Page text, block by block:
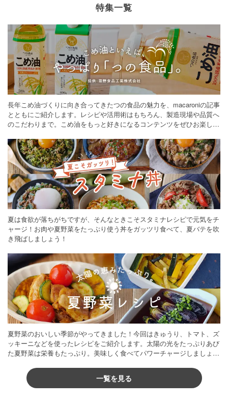
特集一覧
長年こめ油づくりに向き合ってきたつの食品の魅力を、macaroniの記事
とともにご紹介します。レシピや活用術はもちろん、製造現場や品質へ
のこだわりまで。こめ油をもっと好きになるコンテンツをぜひお楽しみ
夏は食欲が落ちがちですが、そんなときこそスタミナレシピで元気をチ
ャージ！お肉や夏野菜をたっぷり使う丼をガッツリ食べて、夏バテを吹
き飛ばしましょう！
夏野菜のおいしい季節がやってきました！今回はきゅうり、トマト、ズ
ッキーニなどを使ったレシピをご紹介します。太陽の光をたっぷりあび
た夏野菜は栄養もたっぷり。美味しく食べてパワーチャージしましょう
一覧を見る